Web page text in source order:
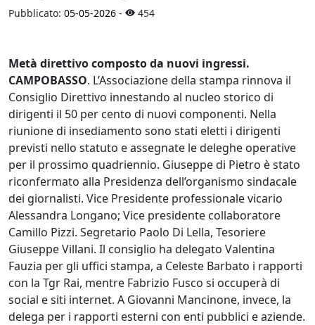
Pubblicato: 05-05-2026 - 454
Metà direttivo composto da nuovi ingressi.
CAMPOBASSO. L’Associazione della stampa rinnova il
Consiglio Direttivo innestando al nucleo storico di
dirigenti il 50 per cento di nuovi componenti. Nella
riunione di insediamento sono stati eletti i dirigenti
previsti nello statuto e assegnate le deleghe operative
per il prossimo quadriennio. Giuseppe di Pietro è stato
riconfermato alla Presidenza dell’organismo sindacale
dei giornalisti. Vice Presidente professionale vicario
Alessandra Longano; Vice presidente collaboratore
Camillo Pizzi. Segretario Paolo Di Lella, Tesoriere
Giuseppe Villani. Il consiglio ha delegato Valentina
Fauzia per gli uffici stampa, a Celeste Barbato i rapporti
con la Tgr Rai, mentre Fabrizio Fusco si occuperà di
social e siti internet. A Giovanni Mancinone, invece, la
delega per i rapporti esterni con enti pubblici e aziende.